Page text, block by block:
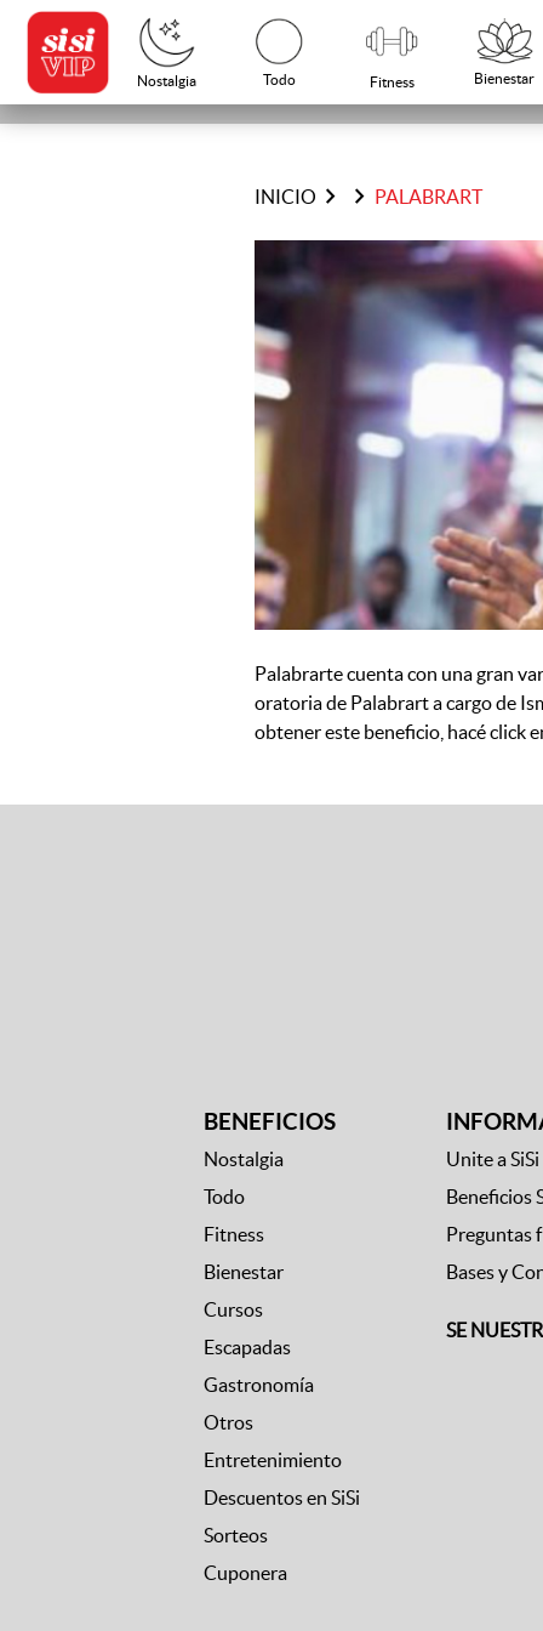
Nostalgia Todo Fitness Bienestar
INICIO chevron_right chevron_right PALABRART
Palabrarte cuenta con una gran
oratoria de Palabrart a cargo de
obtener este beneficio, hacé click
BENEFICIOS
Nostalgia
Todo
Fitness
Bienestar
Cursos
Escapadas
Gastronomía
Otros
Entretenimiento
Descuentos en SiSi
Sorteos
Cuponera
Unite a
Beneficios
Preguntas
Bases y
SE